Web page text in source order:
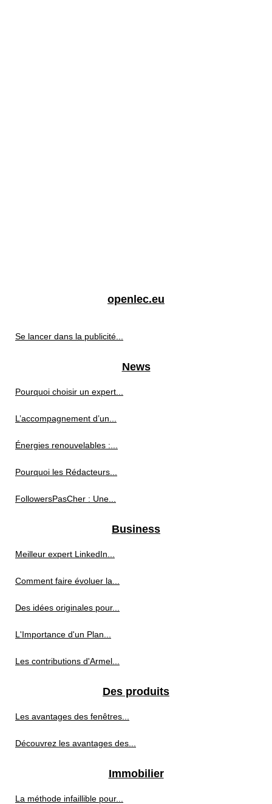
openlec.eu
Se lancer dans la publicité...
News
Pourquoi choisir un expert...
L’accompagnement d’un...
Énergies renouvelables :...
Pourquoi les Rédacteurs...
FollowersPasCher : Une...
Business
Meilleur expert LinkedIn...
Comment faire évoluer la...
Des idées originales pour...
L'Importance d'un Plan...
Les contributions d'Armel...
Des produits
Les avantages des fenêtres...
Découvrez les avantages des...
Immobilier
La méthode infaillible pour...